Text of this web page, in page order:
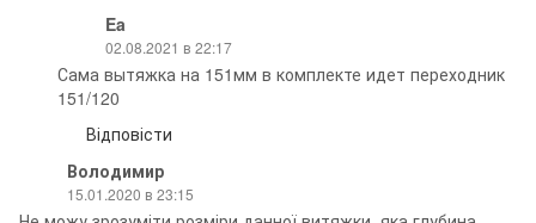
Ea
02.08.2021 в 22:17
Сама вытяжка на 151мм в комплекте идет переходник
151/120
Відповісти
Володимир
15.01.2020 в 23:15